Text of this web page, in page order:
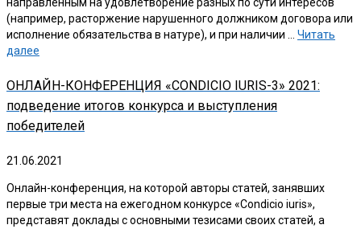
(например, расторжение нарушенного должником договора или
исполнение обязательства в натуре), и при наличии … Читать
далее
ОНЛАЙН-КОНФЕРЕНЦИЯ «CONDICIO IURIS-3» 2021:
подведение итогов конкурса и выступления
победителей
21.06.2021
Онлайн-конференция, на которой авторы статей, занявших
первые три места на ежегодном конкурсе «Condicio iuris»,
представят доклады с основными тезисами своих статей, а